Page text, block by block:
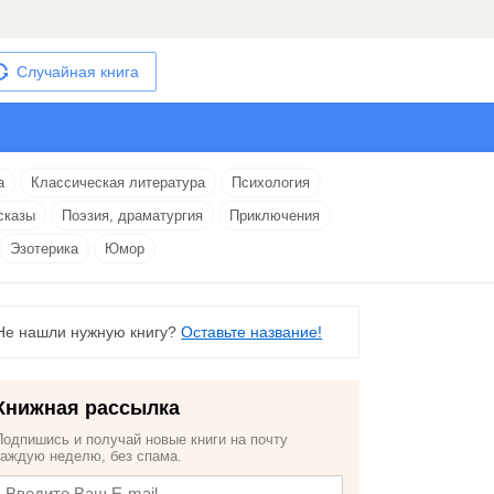
Случайная книга
Классическая литература
Психология
Поэзия, драматургия
Приключения
Эзотерика Юмор
нашли нужную книгу?Оставьте название!
рассылка
и получай новые книги на почту
неделю, без спама.